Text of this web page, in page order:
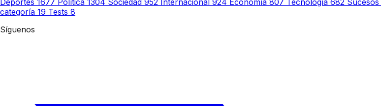
Deportes 1677 Política 1304 Sociedad 952 Internacional 924 Economía 807 Tecnología 682 Sucesos
categoría 19 Tests 8
Síguenos